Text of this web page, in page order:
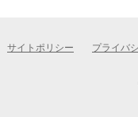
サイトポリシー プライバ